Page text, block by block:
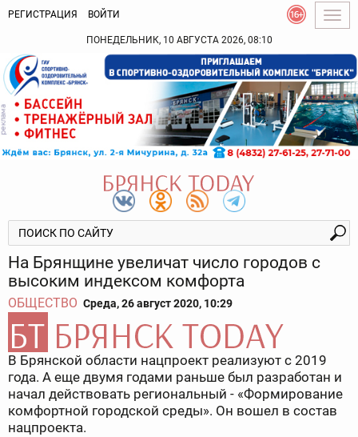
РЕГИСТРАЦИЯ ВОЙТИ
ПОНЕДЕЛЬНИК, 10 АВГУСТА 2026, 08:10
На Брянщине увеличат число городов с
высоким индексом комфорта
ОБЩЕСТВО Среда, 26 август 2020, 10:29
В Брянской области нацпроект реализуют с 2019
года. А еще двумя годами раньше был разработан и
начал действовать региональный - «Формирование
комфортной городской среды». Он вошел в состав
нацпроекта.